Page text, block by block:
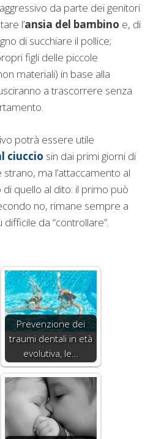
da parte dei genitori
l’ansia del bambino e, di
di succhiare il pollice;
figli delle piccole
materiali) in base alla
a trascorrere senza
potrà essere utile
ciuccio sin dai primi giorni di
ma l’attaccamento al
quello al dito: il primo può
no, rimane sempre a
da “controllare”.
Prevenzione dei
traumi dentali in età
evolutiva, le…